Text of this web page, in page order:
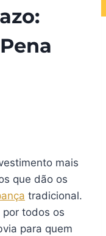
mais
que dão os
tradicional.
por todos os
para quem